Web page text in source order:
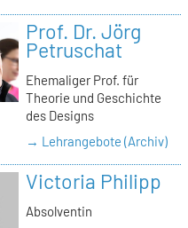
Prof. Dr. Jörg
Petruschat
Ehemaliger Prof. für
Theorie und Geschichte
des Designs
→ Lehrangebote (Archiv)
Victoria Philipp
Absolventin